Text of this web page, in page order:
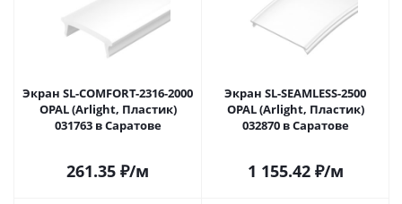
Экран SL-COMFORT-2316-2000
OPAL (Arlight, Пластик)
031763 в Саратове
261.35 ₽/м
Экран SL-SEAMLESS-2500
OPAL (Arlight, Пластик)
032870 в Саратове
1 155.42₽/м